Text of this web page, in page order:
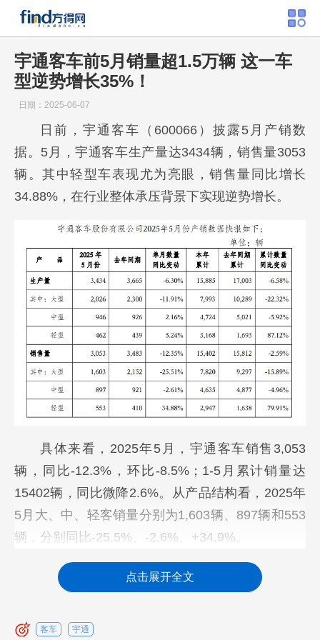
宇通客车前5月销量超1.5万辆 这一车
型逆势增长35%！
日期：2025-06-07
日前，宇通客车（600066）披露5月产销数
据。5月，宇通客车生产量达3434辆，销售量3053
辆。其中轻型车表现尤为亮眼，销售量同比增长
34.88%，在行业整体承压背景下实现逆势增长。
具体来看，2025年5月，宇通客车销售3,053
辆，同比-12.3%，环比-8.5%；1-5月累计销量达
15402辆，同比微降2.6%。从产品结构看，2025年
5月大、中、轻客销量分别为1,603辆、897辆和553
辆，分别同比-25.5%、-2.6%、+34.9%。
5月，宇通客车都有哪些表现？
年，宇通客车与沙特公共交通合作持续深化：165辆
点击展开全文
客车 宇通